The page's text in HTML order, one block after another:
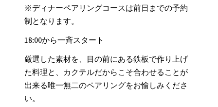
※ディナーペアリングコースは前日までの予約
制となります。
18:00から一斉スタート
厳選した素材を、目の前にある鉄板で作り上げ
た料理と、カクテルだからこそ合わせることが
出来る唯一無二のペアリングをお愉しみくださ
い。